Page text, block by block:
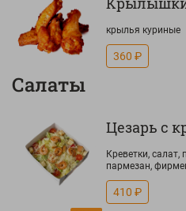
крылья куриные
360 ₽
Салаты
Цезарь с
Креветки,
пармезан,
410 ₽